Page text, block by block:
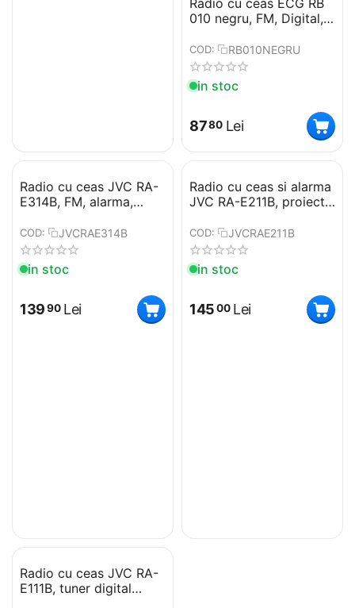
Radio cu ceas ECG RB
010 negru, FM, Digital,
alarma dubla
COD: RB010NEGRU
in stoc
8780 Lei
Radio cu ceas JVC RA-
E314B, FM, alarma,
posturi, negru
COD: JVCRAE314B
in stoc
13990 Lei
Radio cu ceas si alarma
JVC RA-E211B, proiectie
FM/AM, setare
luminozitate, negru
COD: JVCRAE211B
in stoc
14500 Lei
Radio cu ceas JVC RA-
E111B, tuner digital